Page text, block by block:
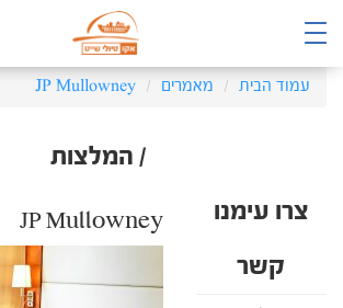
עמוד הבית מאמרים JP Mullowney
/ המלצות
צרו עימנו
קשר
JP Mullowney